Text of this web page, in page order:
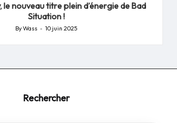
le nouveau titre plein d’énergie de Bad
Situation !
Posted
ByWass 10 juin 2025
Rechercher